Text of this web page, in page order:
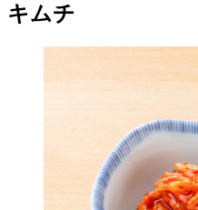
キムチ